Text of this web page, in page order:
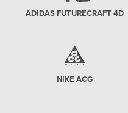
ADIDAS FUTURECRAFT 4D
NIKE ACG